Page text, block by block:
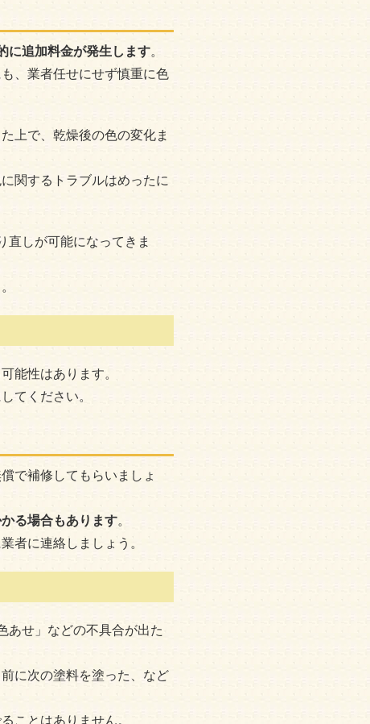
に追加料金が発生します。
、業者任せにせず慎重に色
上で、乾燥後の色の変化ま
関するトラブルはめったに
直しが可能になってきま
能性はあります。
てください。
で補修してもらいましょ
る場合もあります。
者に連絡しましょう。
あせ」などの不具合が出た
に次の塗料を塗った、など
ことはありません。